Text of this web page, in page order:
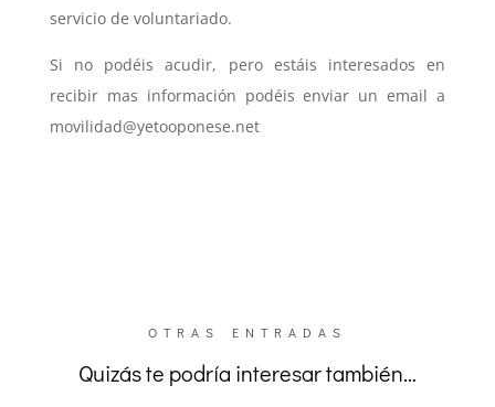
servicio de voluntariado.
Si no podéis acudir, pero estáis interesados en
recibir mas información podéis enviar un email a
movilidad@yetooponese.net
OTRAS ENTRADAS
Quizás te podría interesar también…